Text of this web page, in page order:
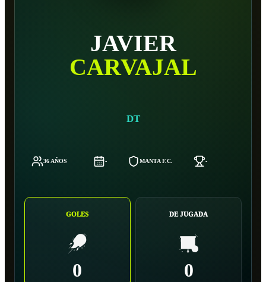
JAVIER
CARVAJAL
DT
36 AÑOS - MANTA F.C. -
GOLES
0
DE JUGADA
0